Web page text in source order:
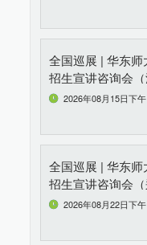
全国巡展 | 华东
招生宣讲咨询会（
2026年08月15日下
全国巡展 | 华东
招生宣讲咨询会（
2026年08月22日下